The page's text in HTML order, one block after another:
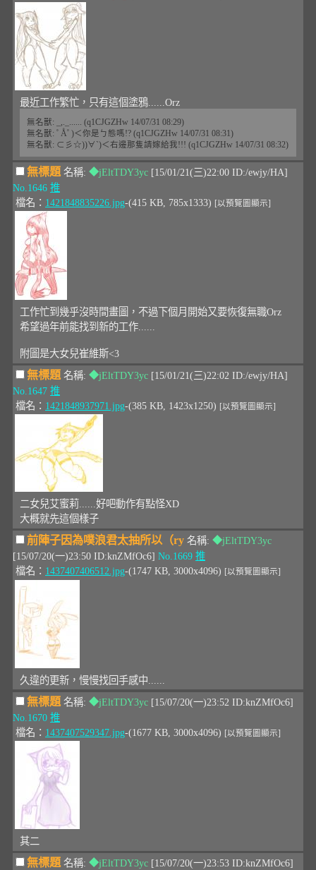
最近工作繁忙，只有這個塗鴉......Orz
無名獸: _,._...... (q1CJGZHw 14/07/31 08:29)
無名獸: ﾟÅﾟ)＜你是ㄅ態嗎!? (q1CJGZHw 14/07/31 08:31)
無名獸: ⊂彡☆))∀`)＜右邊那隻請嫁給我!!! (q1CJGZHw 14/07/31 08:32)
無標題 名稱: ◆jEltTDY3yc [15/01/21(三)22:00 ID:/ewjy/HA]
No.1646 推
檔名： 1421848835226.jpg-(415 KB, 785x1333) [以預覽圖顯示]
工作忙到幾乎沒時間畫圖，不過下個月開始又要恢復無職Orz
希望過年前能找到新的工作......
附圖是大女兒崔維斯<3
無標題 名稱: ◆jEltTDY3yc [15/01/21(三)22:02 ID:/ewjy/HA]
No.1647 推
檔名： 1421848937971.jpg-(385 KB, 1423x1250) [以預覽圖顯示]
二女兒艾蜜莉......好吧動作有點怪XD
大概就先這個樣子
前陣子因為噗浪君太抽所以（ry 名稱: ◆jEltTDY3yc
[15/07/20(一)23:50 ID:knZMfOc6] No.1669 推
檔名： 1437407406512.jpg-(1747 KB, 3000x4096) [以預覽圖顯示]
久違的更新，慢慢找回手感中......
無標題 名稱: ◆jEltTDY3yc [15/07/20(一)23:52 ID:knZMfOc6]
No.1670 推
檔名： 1437407529347.jpg-(1677 KB, 3000x4096) [以預覽圖顯示]
其二
無標題 名稱: ◆jEltTDY3yc [15/07/20(一)23:53 ID:knZMfOc6]